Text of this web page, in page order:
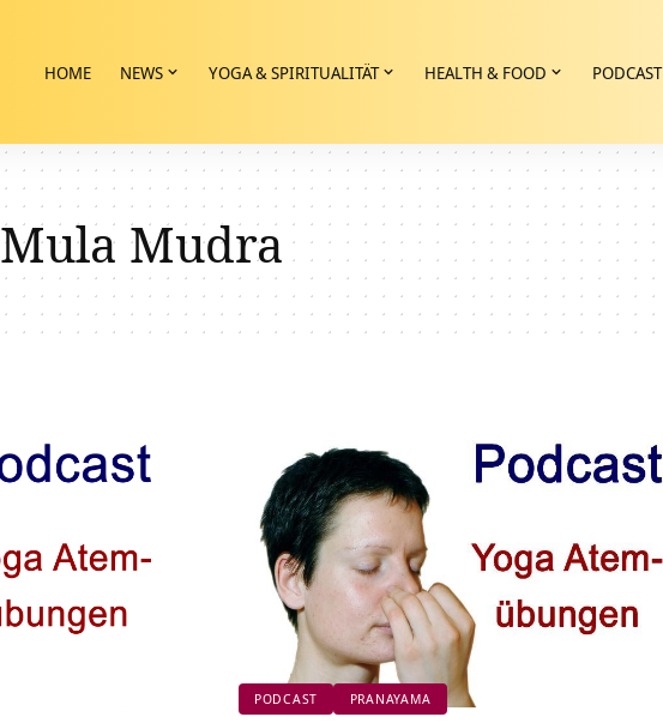
HOME NEWS YOGA & SPIRITUALITÄT HEALTH & FOOD PODCAST
Mula Mudra
PODCAST PRANAYAMA